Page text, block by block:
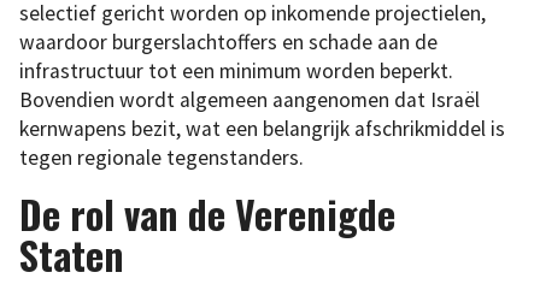
selectief gericht worden op inkomende projectielen,
waardoor burgerslachtoffers en schade aan de
infrastructuur tot een minimum worden beperkt.
Bovendien wordt algemeen aangenomen dat Israël
kernwapens bezit, wat een belangrijk afschrikmiddel is
tegen regionale tegenstanders.
De rol van de Verenigde
Staten